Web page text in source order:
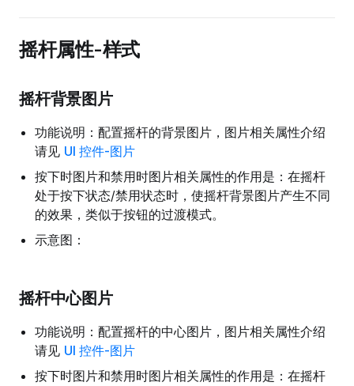
摇杆属性-样式
摇杆背景图片
功能说明：配置摇杆的背景图片，图片相关属性介绍
请见 UI 控件-图片
按下时图片和禁用时图片相关属性的作用是：在摇杆
处于按下状态/禁用状态时，使摇杆背景图片产生不同
的效果，类似于按钮的过渡模式。
示意图：
摇杆中心图片
功能说明：配置摇杆的中心图片，图片相关属性介绍
请见 UI 控件-图片
按下时图片和禁用时图片相关属性的作用是：在摇杆